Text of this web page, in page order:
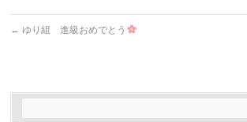
← ゆり組 進級おめでとう